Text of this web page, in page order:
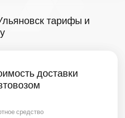
тарифы и
доставки
средство